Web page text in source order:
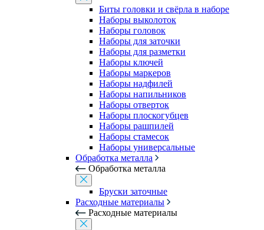
Биты головки и свёрла в наборе
Наборы выколоток
Наборы головок
Наборы для заточки
Наборы для разметки
Наборы ключей
Наборы маркеров
Наборы надфилей
Наборы напильников
Наборы отверток
Наборы плоскогубцев
Наборы рашпилей
Наборы стамесок
Наборы универсальные
Обработка металла
Обработка металла
Бруски заточные
Расходные материалы
Расходные материалы